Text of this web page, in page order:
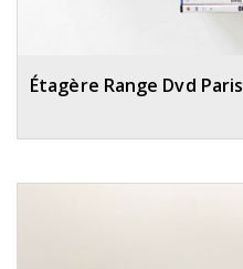
Étagère Range Dvd Paris